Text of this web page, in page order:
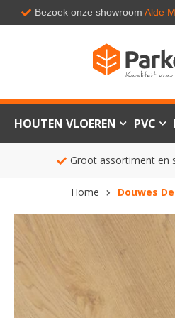
Bezoek onze showroom Alde
HOUTEN VLOEREN PVC
Groot assortiment en
Home Douwes
het
einde
afbeeldingen-